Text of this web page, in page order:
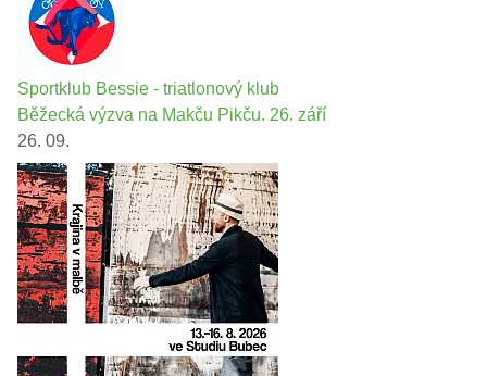
Sportklub Bessie - triatlonový klub
Běžecká výzva na Makču Pikču. 26. září
26. 09.